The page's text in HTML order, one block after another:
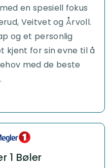
en spesiell fokus
Veitvet og Årvoll.
og et personlig
kjent for sin evne til å
med de beste
1 Bøler